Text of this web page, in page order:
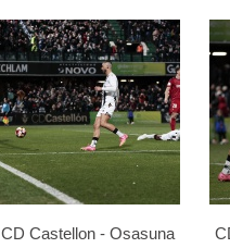
CD Castellon - Osasuna